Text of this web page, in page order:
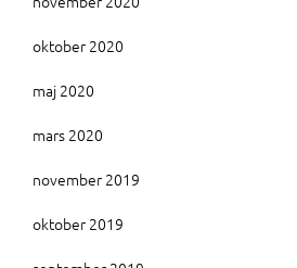
oktober 2020
maj 2020
mars 2020
november 2019
oktober 2019